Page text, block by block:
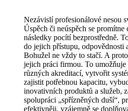
Nezávislí profesionálové nesou
Úspěch či neúspěch se promítne
následky pocítí bezprostředně.
do jejich přístupu, odpovědnosti
Bohužel ne vždy to stačí. A
jejich práci firmou. To
různých akreditací, vytvořit
zajistit potřebnou kapacitu,
inovativních produktů a služeb,
spolupráci „spřízněných duší“,
efektivněji, vzájemně se